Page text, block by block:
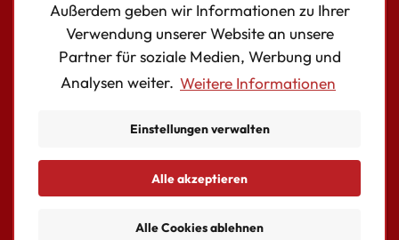
FacebookInstagram
Twitter
AUTOR:INNEN
Datenschutzerklärung
Außerdem geben wir Informationen zu Ihrer
Verwendung unserer Website an unsere
Partner für soziale Medien, Werbung und
Analysen weiter. Weitere Informationen
Einstellungen verwalten
Essentielle Cookies
Alle akzeptieren
Alle Cookies ablehnen